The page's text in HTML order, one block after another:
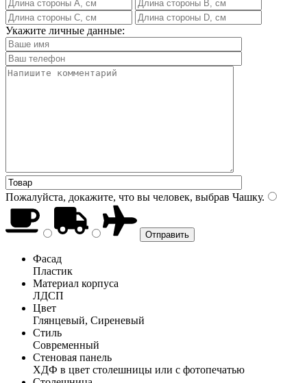
Укажите личные данные:
Пожалуйста, докажите, что вы человек, выбрав Чашку.
Фасад
Пластик
Материал корпуса
ЛДСП
Цвет
Глянцевый, Сиреневый
Стиль
Современный
Стеновая панель
ХДФ в цвет столешницы или с фотопечатью